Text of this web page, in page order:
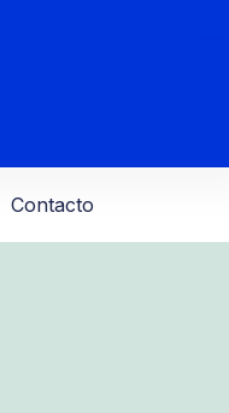
Contacto